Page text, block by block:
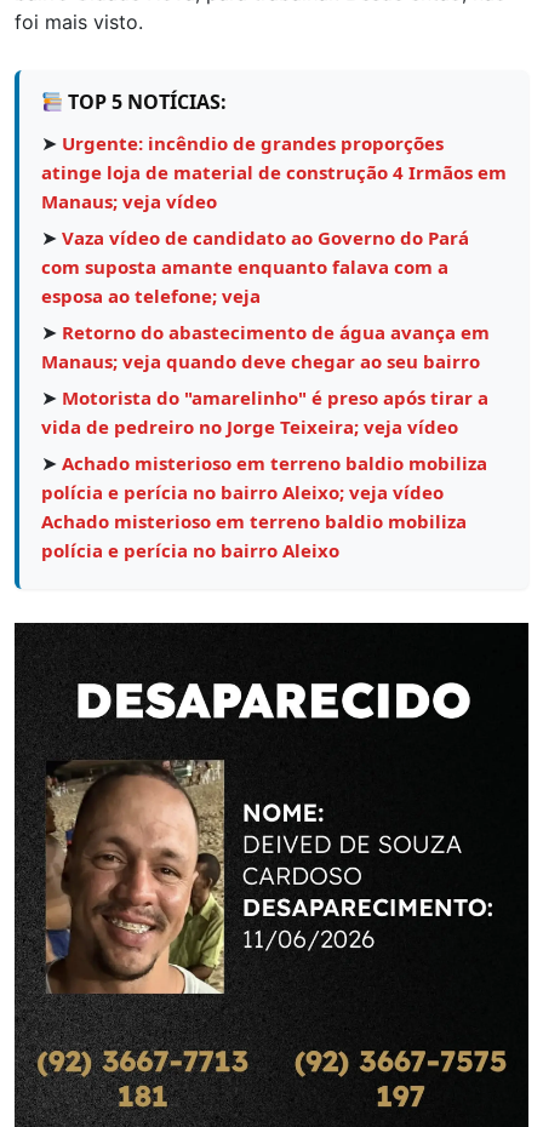
foi mais visto.
TOP 5 NOTÍCIAS:
➤ Urgente: incêndio de grandes proporções
atinge loja de material de construção 4 Irmãos em
Manaus; veja vídeo
➤ Vaza vídeo de candidato ao Governo do Pará
com suposta amante enquanto falava com a
esposa ao telefone; veja
➤ Retorno do abastecimento de água avança em
Manaus; veja quando deve chegar ao seu bairro
➤ Motorista do "amarelinho" é preso após tirar a
vida de pedreiro no Jorge Teixeira; veja vídeo
➤ Achado misterioso em terreno baldio mobiliza
polícia e perícia no bairro Aleixo; veja vídeo
Achado misterioso em terreno baldio mobiliza
polícia e perícia no bairro Aleixo